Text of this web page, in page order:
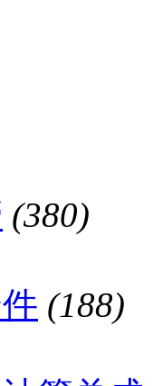
(380)
(188)